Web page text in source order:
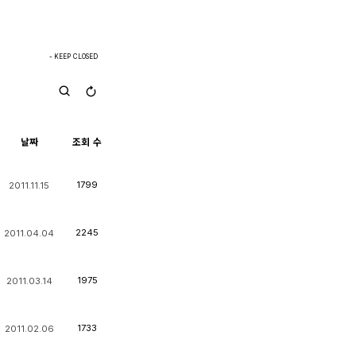
- KEEP CLOSED
날짜 조회 수
2011.11.15 1799
2011.04.04 2245
2011.03.14 1975
2011.02.06 1733